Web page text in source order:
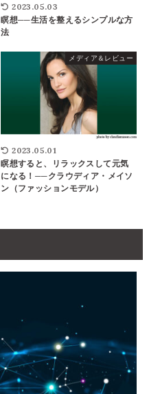
2023.05.03
瞑想──生活を整えるシンプルな方
法
メディア＆レビュー
2023.05.01
瞑想すると、リラックスして元気
になる！──クラウディア・メイソ
ン（ファッションモデル）